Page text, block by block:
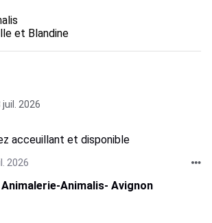
et Blandine
juil. 2026
acceuillant et disponible
2026
Animalerie-Animalis- Avignon